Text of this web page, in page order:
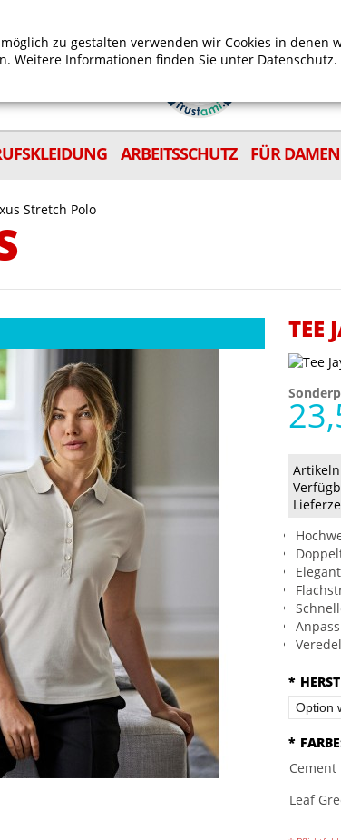
ARBEITSSCHUTZ FÜR DAMEN
Stretch Polo
TEE
*
*
Cement
Leaf
zu gestalten verwenden wir Cookies in
Weitere Informationen finden Sie unter Datenschutz.